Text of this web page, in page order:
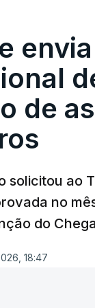
mais
é
deixa
critério a
se
que se
hoje beneficia"
como
de
solicitou ao
no
do
18:47